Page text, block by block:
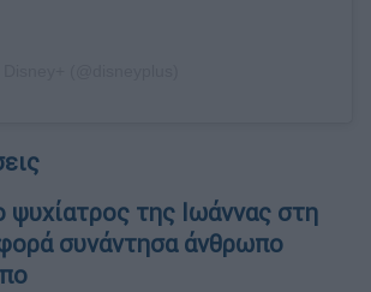
ψυχίατρος της Ιωάννας στη
συνάντησα άνθρωπο